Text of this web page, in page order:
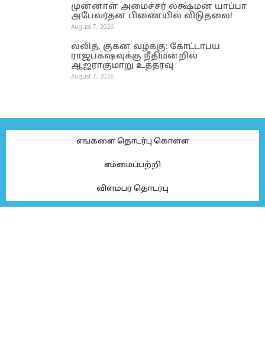
முன்னாள் அமைச்சர் லக்ஷ்மன் யாப்பா
அபேவர்தன பிணையில் விடுதலை!
August 7, 2026
லலித், குகன் வழக்கு: கோட்டாபய
ராஜபக்‌ஷவுக்கு நீதிமன்றில்
ஆஜராகுமாறு உத்தரவு
August 7, 2026
எங்களை தொடர்பு கொள்ள
எம்மைப்பற்றி
விளம்பர தொடர்பு